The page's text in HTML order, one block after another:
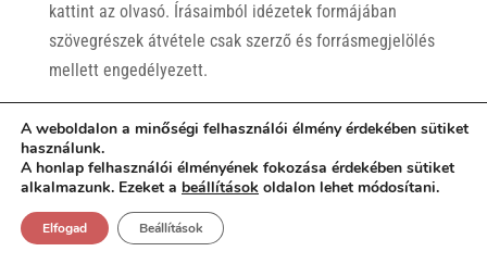
kattint az olvasó. Írásaimból idézetek formájában
szövegrészek átvétele csak szerző és forrásmegjelölés
mellett engedélyezett.
Ambrus Lajos Balaton Balaton-felvidék
A weboldalon a minőségi felhasználói élmény érdekében sütiket
használunk.
A honlap felhasználói élményének fokozása érdekében sütiket
alkalmazunk. Ezeket a beállítások oldalon lehet módosítani.
Elfogad Beállítások